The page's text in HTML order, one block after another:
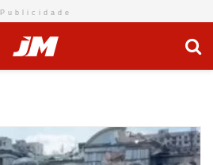
Publicidade